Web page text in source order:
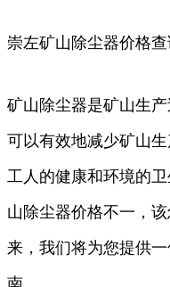
崇左矿山除尘器价格查
矿山除尘器是矿山生
可以有效地减少矿山
工人的健康和环境的
山除尘器价格不一，
来，我们将为您提供
南。